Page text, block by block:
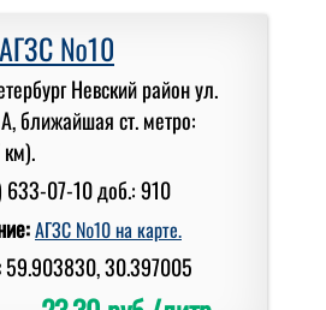
АГЗС №10
Невский район ул.
ближайшая ст. метро:
км).
633-07-10 доб.: 910
АГЗС №10 на карте.
59.903830, 30.397005